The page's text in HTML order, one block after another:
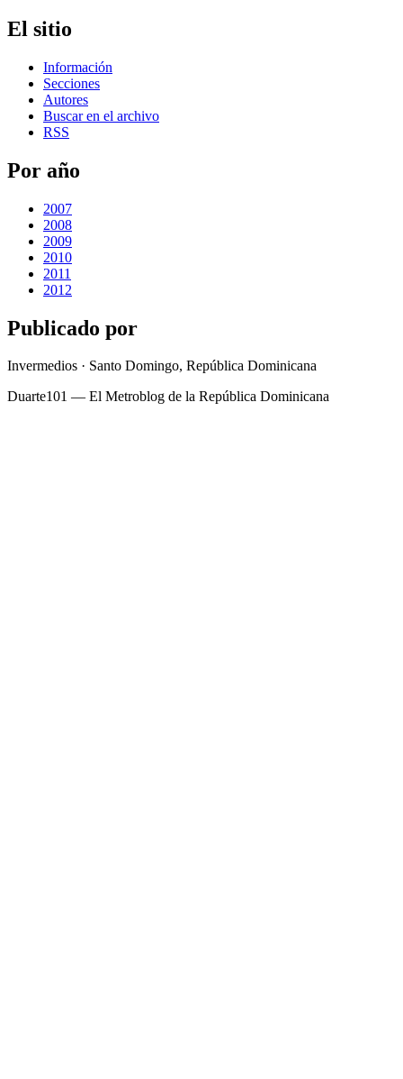
El sitio
Información
Secciones
Autores
Buscar en el archivo
RSS
Por año
2007
2008
2009
2010
2011
2012
Publicado por
Invermedios · Santo Domingo, República Dominicana
Duarte101 — El Metroblog de la República Dominicana